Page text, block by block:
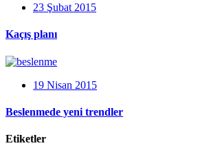
23 Şubat 2015
Kaçış planı
19 Nisan 2015
Beslenmede yeni trendler
Etiketler